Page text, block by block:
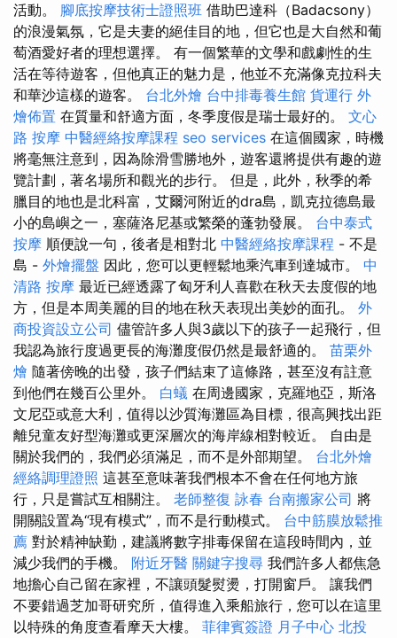
活動。 腳底按摩技術士證照班 借助巴達科（Badacsony）
的浪漫氣氛，它是夫妻的絕佳目的地，但它也是大自然和葡
萄酒愛好者的理想選擇。 有一個繁華的文學和戲劇性的生
活在等待遊客，但他真正的魅力是，他並不充滿像克拉科夫
和華沙這​​樣的遊客。 台北外燴 台中排毒養生館 貨運行 外
燴佈置 在質量和舒適方面，冬季度假是瑞士最好的。 文心
路 按摩 中醫經絡按摩課程 seo services 在這個國家，時機
將毫無注意到，因為除滑雪勝地外，遊客還將提供有趣的遊
覽計劃，著名場所和觀光的步行。 但是，此外，秋季的希
臘目的地也是北科富，艾爾河附近的dra島，凱克拉德島最
小的島嶼之一，塞薩洛尼基或繁榮的蓬勃發展。 台中泰式
按摩 順便說一句，後者是相對北 中醫經絡按摩課程 - 不是
島 - 外燴擺盤 因此，您可以更輕鬆地乘汽車到達城市。 中
清路 按摩 最近已經透露了匈牙利人喜歡在秋天去度假的地
方，但是本周美麗的目的地在秋天表現出美妙的面孔。 外
商投資設立公司 儘管許多人與3歲以下的孩子一起飛行，但
我認為旅行度過更長的海灘度假仍然是最舒適的。 苗栗外
燴 隨著傍晚的出發，孩子們結束了這條路，甚至沒有註意
到他們在幾百公里外。 白蟻 在周邊國家，克羅地亞，斯洛
文尼亞或意大利，值得以沙質海灘區為目標，很高興找出距
離兒童友好型海灘或更深層次的海岸線相對較近。 自由是
關於我們的，我們必須滿足，而不是外部期望。 台北外燴
經絡調理證照 這甚至意味著我們根本不會在任何地方旅
行，只是嘗試互相關注。 老師整復 詠春 台南搬家公司 將
開關設置為“現有模式”，而不是行動模式。 台中筋膜放鬆推
薦 對於精神缺勤，建議將數字排毒保留在這段時間內，並
減少我們的手機。 附近牙醫 關鍵字搜尋 我們許多人都焦急
地擔心自己留在家裡，不讓頭髮熨燙，打開窗戶。 讓我們
不要錯過芝加哥研究所，值得進入乘船旅行，您可以在這里
以特殊的角度查看摩天大樓。 菲律賓簽證 月子中心 北投